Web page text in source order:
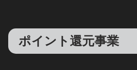
ポイント還元事業